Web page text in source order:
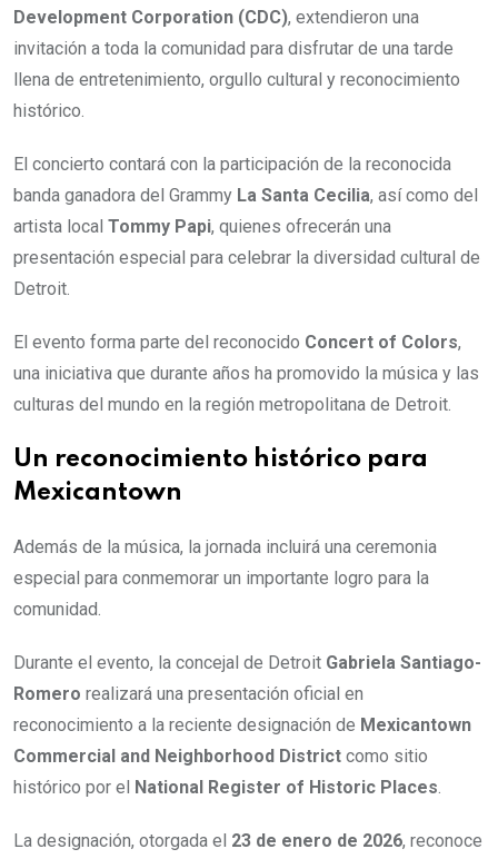
Development Corporation (CDC), extendieron una
invitación a toda la comunidad para disfrutar de una tarde
llena de entretenimiento, orgullo cultural y reconocimiento
histórico.
El concierto contará con la participación de la reconocida
banda ganadora del Grammy La Santa Cecilia, así como del
artista local Tommy Papi, quienes ofrecerán una
presentación especial para celebrar la diversidad cultural de
Detroit.
El evento forma parte del reconocido Concert of Colors,
una iniciativa que durante años ha promovido la música y las
culturas del mundo en la región metropolitana de Detroit.
Un reconocimiento histórico para
Mexicantown
Además de la música, la jornada incluirá una ceremonia
especial para conmemorar un importante logro para la
comunidad.
Durante el evento, la concejal de Detroit Gabriela Santiago-
Romero realizará una presentación oficial en
reconocimiento a la reciente designación de Mexicantown
Commercial and Neighborhood District como sitio
histórico por el
National Register of Historic Places.
La designación, otorgada el 23 de enero de 2026, reconoce